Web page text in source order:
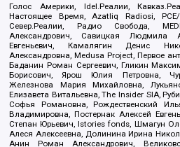
Голос Америки, Idel.Реалии,
Настоящее Время, Azatliq Radiosi, PCE/
Север.Реалии, Радио Свобода,
Александрович, Савицкая Людмила
Евгеньевич, Камалягин Денис
Александровна, Medusa Project, Первое
Баданин Роман Сергеевич, Гликин
Борисович, Ярош Юлия Петровна,
Железнова Мария Михайловна,
Елизавета Витальевна, The Insider SIA,
Софья Романовна, Рождественский
Владимировна, Постернак Алексей
Степан Юрьевич, Istories fonds, Шмагун
Алеся Алексеевна, Долинина Ирина
Анин Роман Александрович,